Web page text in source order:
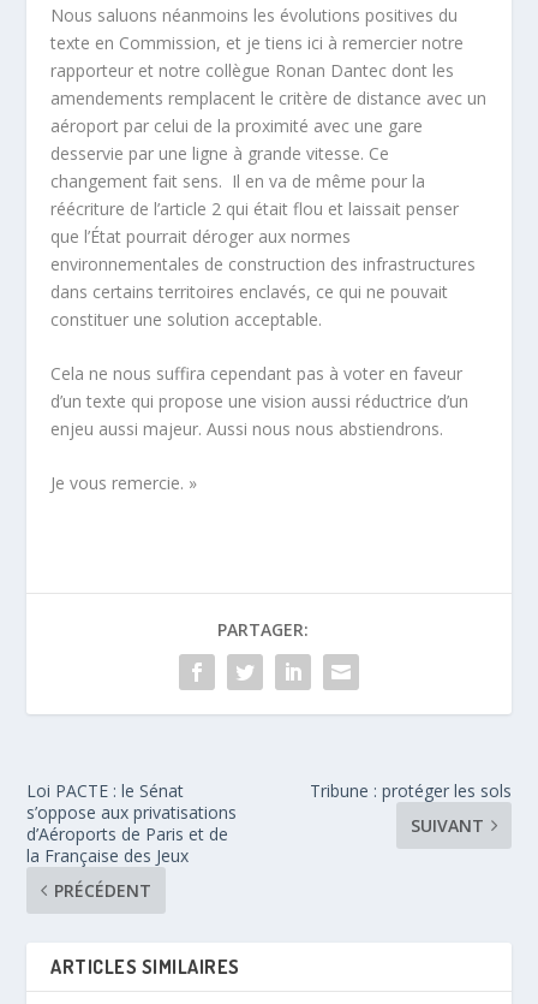
Nous saluons néanmoins les évolutions positives du
texte en Commission, et je tiens ici à remercier notre
rapporteur et notre collègue Ronan Dantec dont les
amendements remplacent le critère de distance avec un
aéroport par celui de la proximité avec une gare
desservie par une ligne à grande vitesse. Ce
changement fait sens. Il en va de même pour la
réécriture de l’article 2 qui était flou et laissait penser
que l’État pourrait déroger aux normes
environnementales de construction des infrastructures
dans certains territoires enclavés, ce qui ne pouvait
constituer une solution acceptable.
Cela ne nous suffira cependant pas à voter en faveur
d’un texte qui propose une vision aussi réductrice d’un
enjeu aussi majeur. Aussi nous nous abstiendrons.
Je vous remercie. »
PARTAGER:
Loi PACTE : le Sénat
s’oppose aux privatisations
d’Aéroports de Paris et de
la Française des Jeux
PRÉCÉDENT
Tribune : protéger les sols
SUIVANT
ARTICLES SIMILAIRES